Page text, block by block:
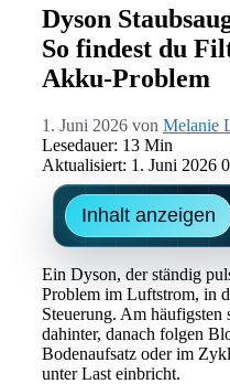
Dyson
So findest du
Akku-Problem
1. Juni 2026 von Melanie
Lesedauer: 13 Min
Aktualisiert: 1. Juni 2026
Inhalt anzeigen
Ein Dyson, der ständig
Problem im Luftstrom, in
Steuerung. Am häufigsten
dahinter, danach folgen
Bodenaufsatz oder im
unter Last einbricht.